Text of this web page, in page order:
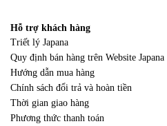
Hỗ trợ khách hàng
Triết lý Japana
Quy định bán hàng trên Website Japana
Hướng dẫn mua hàng
Chính sách đổi trả và hoàn tiền
Thời gian giao hàng
Phương thức thanh toán